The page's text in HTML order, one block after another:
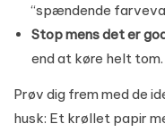
“spændende
Stop mens det er
end at køre helt tom.
Prøv dig frem med de
husk: Et krøllet papir